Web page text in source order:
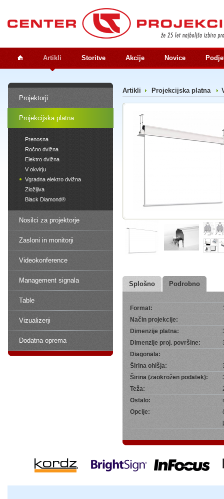
Artikli Storitve Akcije Novice
Projektorji
Projekcijska platna
Prenosna
Ročno dvižna
Elektro dvižna
V okvirju
Vgradna elektro dvižna
Zložljiva
Black Diamond®
Nosilci za projektorje
Zasloni in monitorji
Videokonference
Management signala
Table
Vizualizerji
Dodatna oprema
Artikli Projekcijska platna
Splošno Podrobno
Format:
Način projekcije:
Dimenzije platna:
Dimenzije proj. površine:
Diagonala:
Širina ohišja:
Širina (zaokrožen podatek):
Teža:
Ostalo:
Opcije: